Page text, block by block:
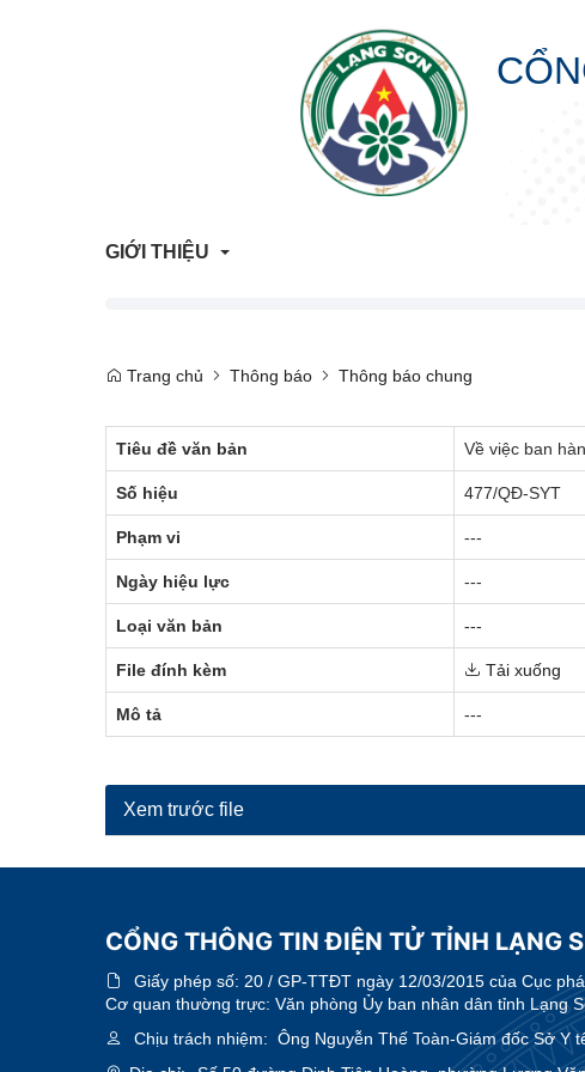
GIỚI THIỆU
Lịch sử hình thành
Trang chủ Thông báo Thông báo chung
Tiêu đề văn bản Về việc ban
Số hiệu 477/QĐ-SYT
Phạm vi ---
Ngày hiệu lực ---
Loại văn bản ---
File đính kèm Tải xuống
Mô tả ---
Xem trước file
CỔNG THÔNG TIN ĐIỆN TỬ TỈNH LẠNG
Giấy phép số: 20 / GP-TTĐT ngày 12/03/2015 của Cục
Cơ quan thường trực: Văn phòng Ủy ban nhân dân tỉnh Lạng
Chịu trách nhiệm: Ông Nguyễn Thế Toàn-Giám đốc Sở Y